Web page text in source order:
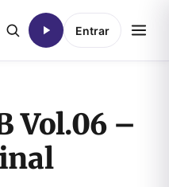
Entrar
Vol.06 –